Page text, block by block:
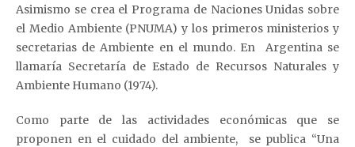
Asimismo se crea el Programa de Naciones Unidas sobre
el Medio Ambiente (PNUMA) y los primeros ministerios y
secretarias de Ambiente en el mundo. En Argentina se
llamaría Secretaría de Estado de Recursos Naturales y
Ambiente Humano (1974).
Como parte de las actividades económicas que se
proponen en el cuidado del ambiente, se publica “Una